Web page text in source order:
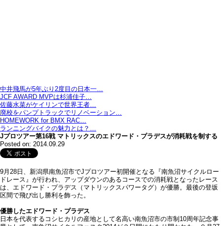
中井飛馬が5年ぶり2度目の日本一…
JCF AWARD MVPは杉浦佳子…
佐藤水菜がケイリンで世界王者…
廃校をパンプトラックでリノベーション…
HOMEWORK for BMX RAC…
ランニングバイクの魅力とは？…
Jプロツアー第16戦 マトリックスのエドワード・プラデスが消耗戦を制する
Posted on: 2014.09.29
9月28日、新潟県南魚沼市でJプロツアー初開催となる『南魚沼サイクルロー
ドレース』が行われ、アップダウンのあるコースでの消耗戦となったレース
は、エドワード・プラデス（マトリックスパワータグ）が優勝。最後の登坂
区間で飛び出し勝利を飾った。
優勝したエドワード・プラデス
日本を代表するコシヒカリの産地として名高い南魚沼市の市制10周年記念事